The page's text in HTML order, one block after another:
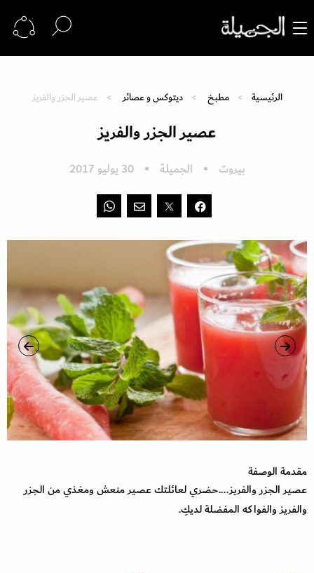
الرئيسية مطبخ ديتوكس و عصائر عصير الجزر والفريز
عصير الجزر والفريز
بيروت الجميلة 30 يوليو 2017
مقدمة الوصفة
عصير الجزر والفريز....حضري لعائلتك عصير منعش ومغذي من الجزر
والفريز والفواكه المفضلة لديكِ.